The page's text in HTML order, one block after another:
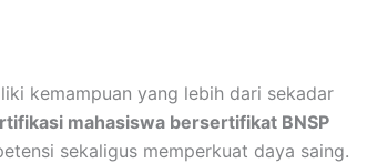
kemampuan yang lebih dari sekadar
mahasiswa bersertifikat BNSP
sekaligus memperkuat daya saing.